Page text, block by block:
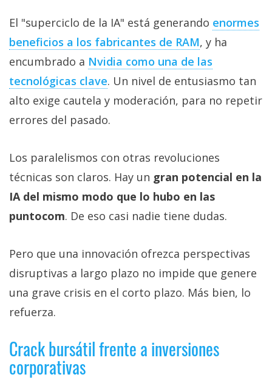
El "superciclo de la IA" está generando enormes
beneficios a los fabricantes de RAM‎, y ha
encumbrado a Nvidia como una de las
tecnológicas clave‎. Un nivel de entusiasmo tan
alto exige cautela y moderación, para no repetir
errores del pasado.
Los paralelismos con otras revoluciones
técnicas son claros. Hay un gran potencial en la
IA del mismo modo que lo hubo en las
puntocom. De eso casi nadie tiene dudas.
Pero que una innovación ofrezca perspectivas
disruptivas a largo plazo no impide que genere
una grave crisis en el corto plazo. Más bien, lo
refuerza.
Crack bursátil frente a inversiones
corporativas